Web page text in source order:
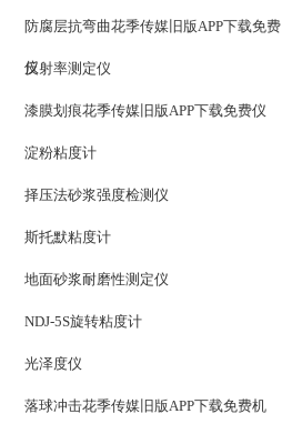
防腐层抗弯曲花季传媒旧版APP下载免费
仪
反射率测定仪
漆膜划痕花季传媒旧版APP下载免费仪
淀粉粘度计
择压法砂浆强度检测仪
斯托默粘度计
地面砂浆耐磨性测定仪
NDJ-5S旋转粘度计
光泽度仪
落球冲击花季传媒旧版APP下载免费机